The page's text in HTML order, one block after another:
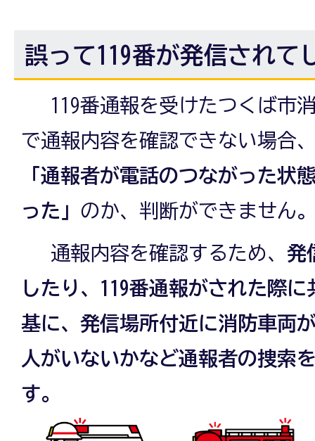
誤って119番が発信されて
119番通報を受けたつくば市
で通報内容を確認できない場合
「通報者が電話のつながった状
った」 のか、判断ができません
通報内容を確認するため、 発
したり、119番通報がされた際
基に、発信場所付近に消防車両
人がいないかなど通報者の捜索
す。